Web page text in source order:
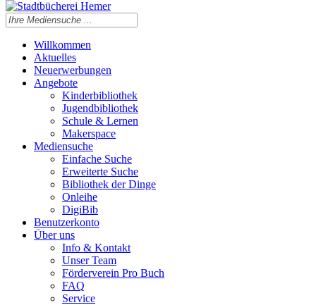
Willkommen
Aktuelles
Neuerwerbungen
Angebote
Kinderbibliothek
Jugendbibliothek
Schule & Lernen
Makerspace
Mediensuche
Einfache Suche
Erweiterte Suche
Bibliothek der Dinge
Onleihe
DigiBib
Benutzerkonto
Über uns
Info & Kontakt
Unser Team
Förderverein Pro Buch
FAQ
Service